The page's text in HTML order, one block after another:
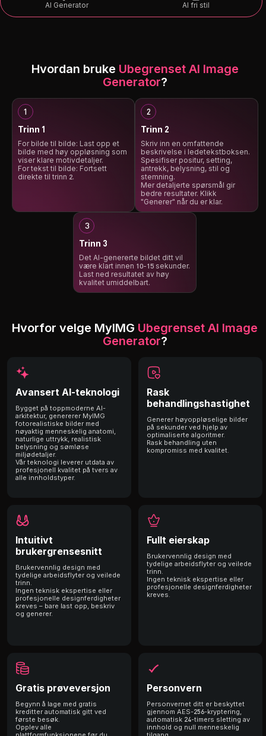
AI Generator AI fri stil
Hvordan bruke Ubegrenset AI Image
Generator?
Trinn 1
For bilde til bilde: Last opp et
bilde med høy oppløsning som
viser klare motivdetaljer.
For tekst til bilde: Fortsett
direkte til trinn 2.
Trinn 2
Skriv inn en omfattende
beskrivelse i ledetekstboksen.
Spesifiser positur, setting,
antrekk, belysning, stil og
stemning.
Mer detaljerte spørsmål gir
bedre resultater. Klikk
"Generer" når du er klar.
Trinn 3
Det AI-genererte bildet ditt vil
være klart innen 10-15 sekunder.
Last ned resultatet av høy
kvalitet umiddelbart.
Hvorfor velge MyIMG Ubegrenset AI Image
Generator?
Avansert AI-teknologi
Bygget på toppmoderne AI-
arkitektur, genererer MyIMG
fotorealistiske bilder med
nøyaktig menneskelig anatomi,
naturlige uttrykk, realistisk
belysning og sømløse
miljødetaljer.
Vår teknologi leverer utdata av
profesjonell kvalitet på tvers av
alle innholdstyper.
Rask
behandlingshastighet
Generer høyoppløselige bilder
på sekunder ved hjelp av
optimaliserte algoritmer.
Rask behandling uten
kompromiss med kvalitet.
Intuitivt
brukergrensesnitt
Brukervennlig design med
tydelige arbeidsflyter og veilede
trinn.
Ingen teknisk ekspertise eller
profesjonelle designferdigheter
kreves – bare last opp, beskriv
og generer.
Fullt eierskap
Brukervennlig design med
tydelige arbeidsflyter og veilede
trinn.
Ingen teknisk ekspertise eller
profesjonelle designferdigheter
kreves.
Gratis prøveversjon
Begynn å lage med gratis
kreditter automatisk gitt ved
første besøk.
Opplev alle
Personvern
Personvernet ditt er beskyttet
gjennom AES-256-kryptering,
automatisk 24-timers sletting av
innhold og null menneskelig